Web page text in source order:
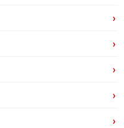
›
›
›
›
›